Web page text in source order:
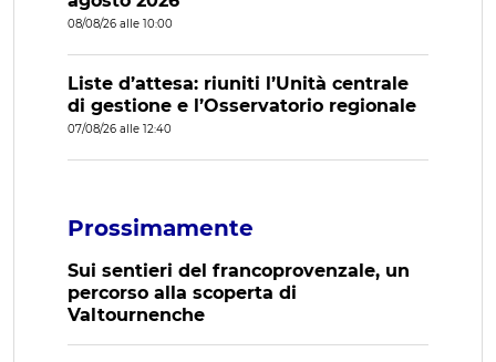
08/08/26 alle 10:00
Liste d’attesa: riuniti l’Unità centrale
di gestione e l’Osservatorio regionale
07/08/26 alle 12:40
Prossimamente
Sui sentieri del francoprovenzale, un
percorso alla scoperta di
Valtournenche